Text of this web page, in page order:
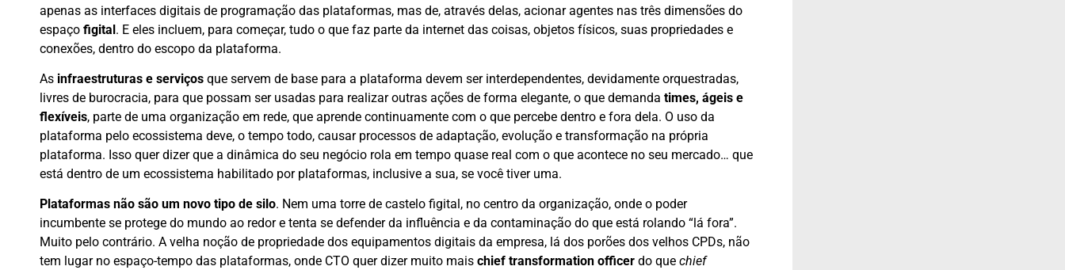
apenas as interfaces digitais de programação das plataformas, mas de, através delas, acionar agentes nas três dimensões do
espaço figital. E eles incluem, para começar, tudo o que faz parte da internet das coisas, objetos físicos, suas propriedades e
conexões, dentro do escopo da plataforma.
As infraestruturas e serviços que servem de base para a plataforma devem ser interdependentes, devidamente orquestradas,
livres de burocracia, para que possam ser usadas para realizar outras ações de forma elegante, o que demanda times, ágeis e
flexíveis, parte de uma organização em rede, que aprende continuamente com o que percebe dentro e fora dela. O uso da
plataforma pelo ecossistema deve, o tempo todo, causar processos de adaptação, evolução e transformação na própria
plataforma. Isso quer dizer que a dinâmica do seu negócio rola em tempo quase real com o que acontece no seu mercado… que
está dentro de um ecossistema habilitado por plataformas, inclusive a sua, se você tiver uma.
Plataformas não são um novo tipo de silo. Nem uma torre de castelo figital, no centro da organização, onde o poder
incumbente se protege do mundo ao redor e tenta se defender da influência e da contaminação do que está rolando “lá fora”.
Muito pelo contrário. A velha noção de propriedade dos equipamentos digitais da empresa, lá dos porões dos velhos CPDs, não
tem lugar no espaço-tempo das plataformas, onde CTO quer dizer muito mais chief transformation officer do que chief